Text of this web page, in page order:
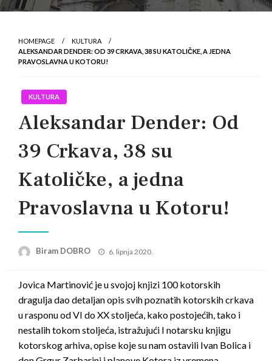
HOMEPAGE
KULTURA
ALEKSANDAR DENDER: OD 39 CRKAVA, 38 SU KATOLIČKE, A JEDNA
PRAVOSLAVNA U KOTORU!
KULTURA
Aleksandar Dender: Od
39 Crkava, 38 su
Katoličke, a jedna
Pravoslavna u Kotoru!
Biram DOBRO
Posted
6. lipnja 2020.
Jovica Martinović je u svojoj knjizi 100 kotorskih
dragulja dao detaljan opis svih poznatih kotorskih crkava
u rasponu od VI do XX stoljeća, kako postojećih, tako i
nestalih tokom stoljeća, istražujući I notarsku knjigu
kotorskog arhiva, opise koje su nam ostavili Ivan Bolica i